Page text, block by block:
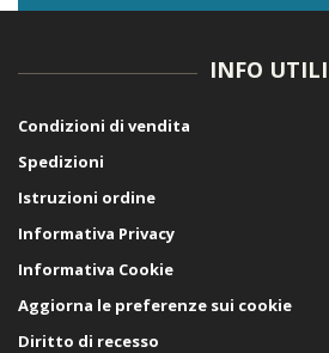
INFO UTILI
Condizioni di vendita
Spedizioni
Istruzioni ordine
Informativa Privacy
Informativa Cookie
Aggiorna le preferenze sui cookie
Diritto di recesso